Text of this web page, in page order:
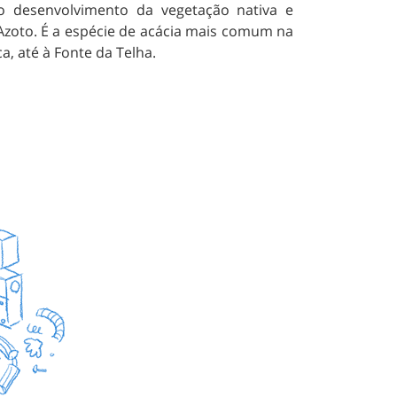
da vegetação nativa e
É a espécie de acácia mais comum na
até à Fonte da Telha.